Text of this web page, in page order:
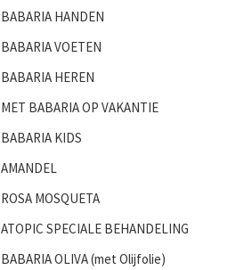
BABARIA HANDEN
BABARIA VOETEN
BABARIA HEREN
MET BABARIA OP VAKANTIE
BABARIA KIDS
AMANDEL
ROSA MOSQUETA
ATOPIC SPECIALE BEHANDELING
BABARIA OLIVA (met Olijfolie)